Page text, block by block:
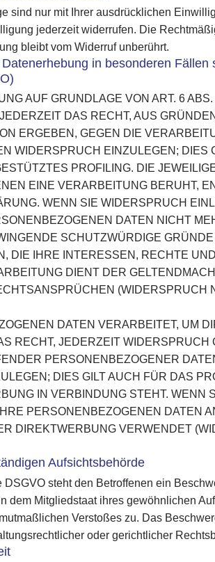
sind nur mit Ihrer ausdrücklichen
jederzeit widerrufen. Die
bleibt vom Widerruf unberührt.
in besonderen Fällen
AUF GRUNDLAGE VON ART. 6
DAS RECHT, AUS
ERGEBEN, GEGEN DIE
WIDERSPRUCH EINZULEGEN; DIES
PROFILING. DIE
EINE VERARBEITUNG BERUHT,
WENN SIE WIDERSPRUCH
DATEN NICHT
SCHUTZWÜRDIGE
DIE IHRE INTERESSEN, RECHTE
DIENT DER
(WIDERSPRUCH
DATEN VERARBEITET, UM
RECHT, JEDERZEIT WIDERSPRUCH
PERSONENBEZOGENER
DIES GILT AUCH FÜR DAS
IN VERBINDUNG STEHT. WENN
PERSONENBEZOGENEN DATEN
DIREKTWERBUNG VERWENDET
Aufsichtsbehörde
steht den Betroffenen ein
dem Mitgliedstaat ihres gewöhnlichen
Verstoßes zu. Das
oder gerichtlicher